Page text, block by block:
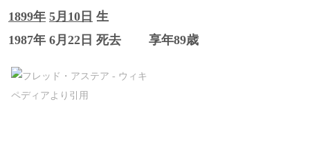
1899年 5月10日 生
1987年 6月22日 死去
享年89歳